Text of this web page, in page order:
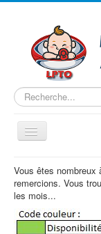
Rechercher
Basculer
la
Accueil
Nous trouver
Projet
Vous êtes
remercions. Vous
les mois...